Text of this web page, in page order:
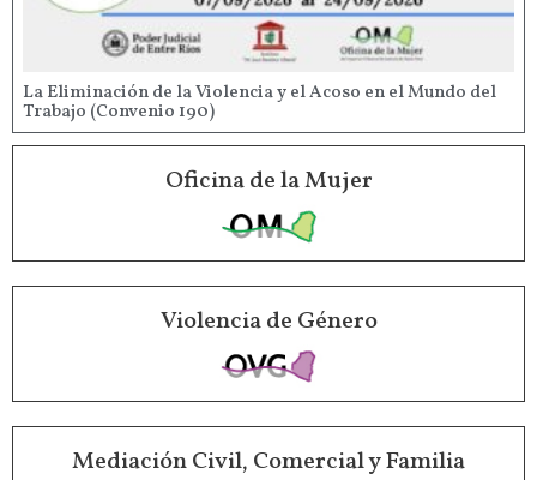
La Eliminación de la Violencia y el Acoso en el Mundo del
Trabajo (Convenio 190)
Oficina de la Mujer
Violencia de Género
Mediación Civil, Comercial y Familia